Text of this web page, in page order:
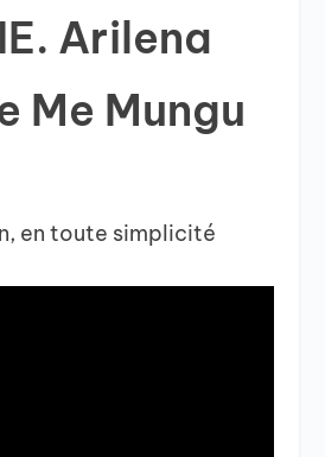
Arilena
Me Mungu
en toute simplicité